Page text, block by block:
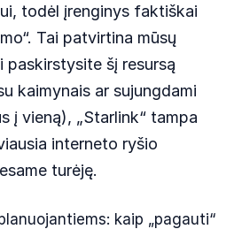
todėl įrenginys faktiškai
Tai patvirtina mūsų
paskirstysite šį resursą
kaimynais ar sujungdami
į vieną), „Starlink“ tampa
interneto ryšio
turėję.
kaip „pagauti“